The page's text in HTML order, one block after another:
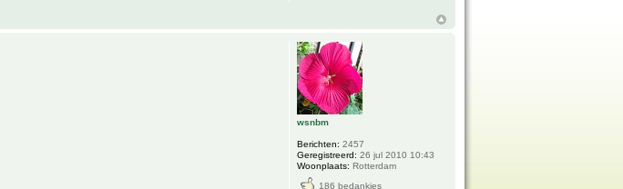
wsnbm
Berichten: 2457
Geregistreerd: 26 jul 2010 10:43
Woonplaats: Rotterdam
186 bedankjes